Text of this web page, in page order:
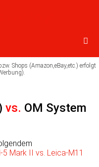
vs. OM System
5 Mark II vs. Leica-M11